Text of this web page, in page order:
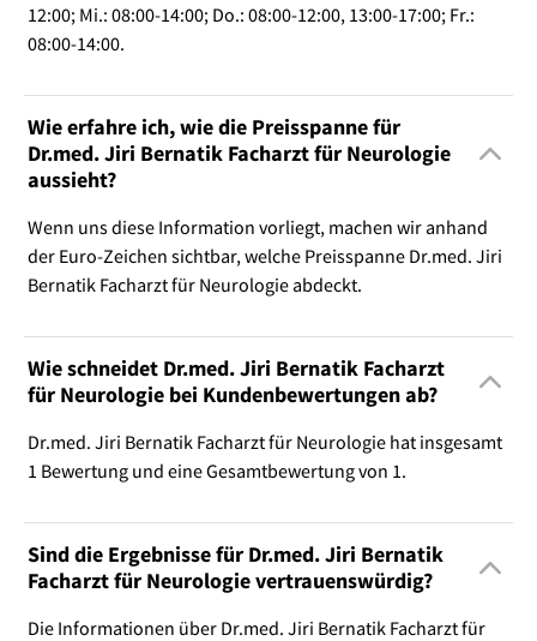
12:00; Mi.: 08:00-14:00; Do.: 08:00-12:00, 13:00-17:00; Fr.:
08:00-14:00.
Wie erfahre ich, wie die Preisspanne für
Dr.med. Jiri Bernatik Facharzt für Neurologie
aussieht?
Wenn uns diese Information vorliegt, machen wir anhand
der Euro-Zeichen sichtbar, welche Preisspanne Dr.med. Jiri
Bernatik Facharzt für Neurologie abdeckt.
Wie schneidet Dr.med. Jiri Bernatik Facharzt
für Neurologie bei Kundenbewertungen ab?
Dr.med. Jiri Bernatik Facharzt für Neurologie hat insgesamt
1 Bewertung und eine Gesamtbewertung von 1.
Sind die Ergebnisse für Dr.med. Jiri Bernatik
Facharzt für Neurologie vertrauenswürdig?
Die Informationen über Dr.med. Jiri Bernatik Facharzt für